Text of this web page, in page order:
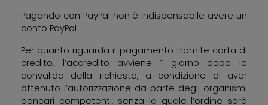
Pagando con PayPal non è indispensabile avere un
conto PayPal.
Per quanto riguarda il pagamento tramite carta di
credito, l’accredito avviene 1 giorno dopo la
convalida della richiesta, a condizione di aver
ottenuto l’autorizzazione da parte degli organismi
bancari competenti, senza la quale l’ordine sarà